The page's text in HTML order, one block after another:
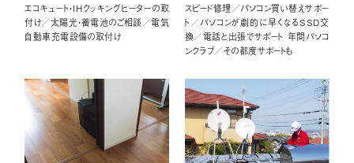
エコキュート・IHクッキングヒーターの取
付け／太陽光・蓄電池のご相談／電気
自動車充電設備の取付け
スピード修理／パソコン買い替えサポー
ト／パソコンが劇的に早くなるSSD交
換／電話と出張でサポート 年間パソコ
ンクラブ／その都度サポートも